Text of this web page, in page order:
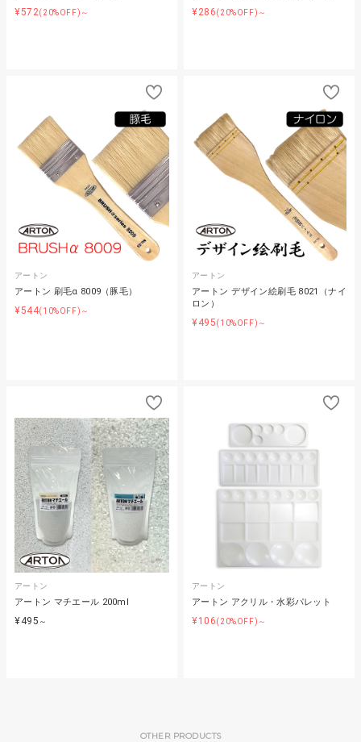
¥572(20%OFF)～ ¥286(20%OFF)～
アートン
アートン 刷毛α 8009（豚毛）
¥544(10%OFF)～
アートン
アートン デザイン絵刷毛 8021（ナイ
ロン）
¥495(10%OFF)～
アートン
アートン マチエール 200ml
¥495 ～
アートン
アートン アクリル・水彩パレット
¥106(20%OFF)～
OTHER PRODUCTS